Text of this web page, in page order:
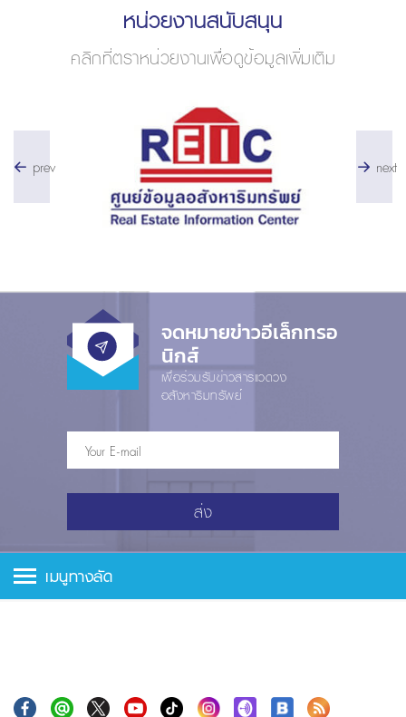
หน่วยงานสนับสนุน
คลิกที่ตราหน่วยงานเพื่อดูข้อมูลเพิ่มเติม
prev next
จดหมายข่าวอีเล็กทรอ
นิกส์
เพื่อร่วมรับข่าวสารแวดวง
อสังหาริมทรัพย์
ส่ง
เมนูทางลัด